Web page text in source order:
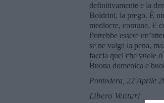
definitivamente e la
Boldrini, la prego. È
mediocre, comune. E
Potrebbe essere
se ne valga la pena,
faccia quel che vuole
Buona domenica e
Pontedera, 22 Aprile
Libero Venturi